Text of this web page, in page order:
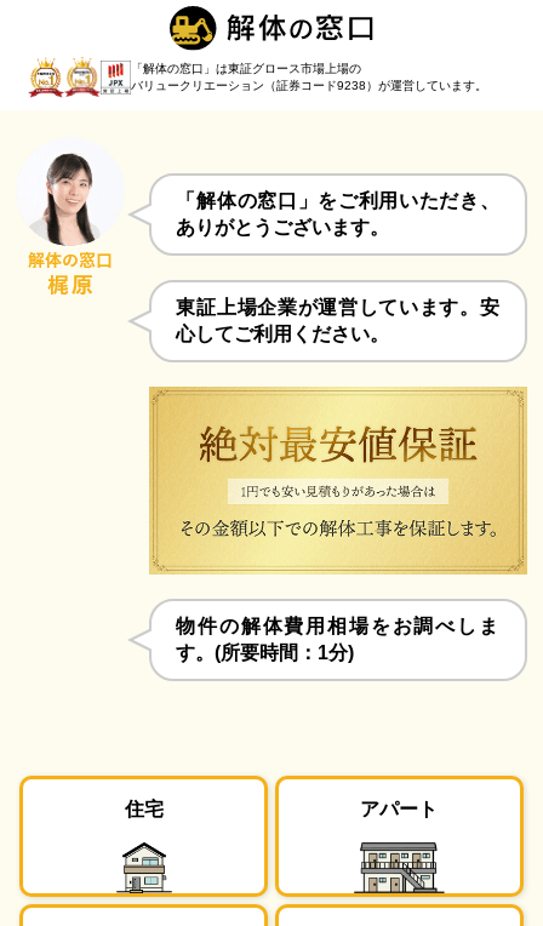
「解体の窓口」は東証グロース市場上場の
バリュークリエーション（証券コード9238）が運営しています。
「解体の窓口」をご利用いただき、
ありがとうございます。
東証上場企業が運営しています。安
心してご利用ください。
物件の解体費用相場をお調べしま
す。(所要時間：1分)
住宅 アパート